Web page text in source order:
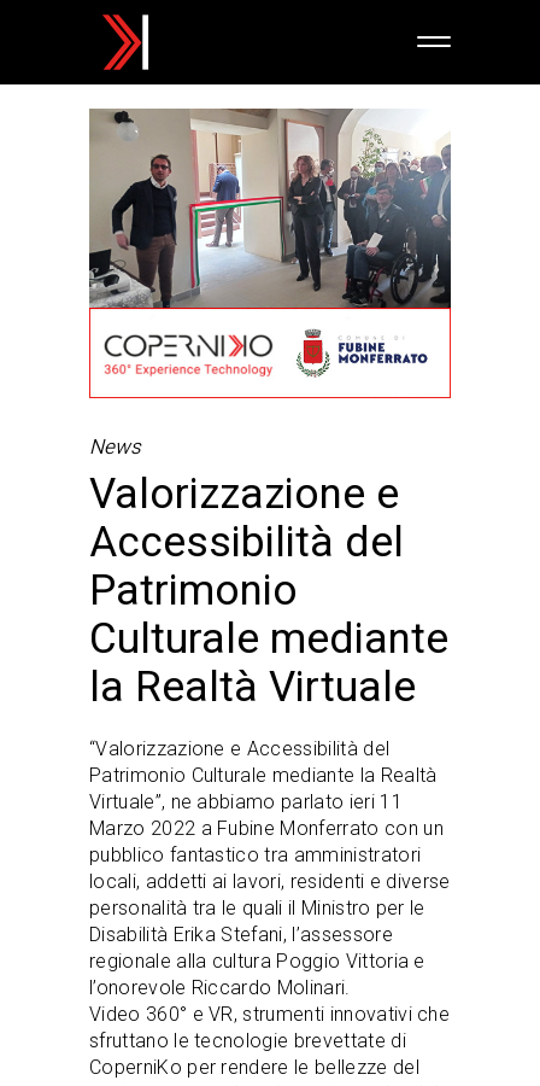
News
Valorizzazione e
Accessibilità del
Patrimonio
Culturale mediante
la Realtà Virtuale
“Valorizzazione e Accessibilità del
Patrimonio Culturale mediante la Realtà
Virtuale”, ne abbiamo parlato ieri 11
Marzo 2022 a Fubine Monferrato con un
pubblico fantastico tra amministratori
locali, addetti ai lavori, residenti e diverse
personalità tra le quali il Ministro per le
Disabilità Erika Stefani, l’assessore
regionale alla cultura Poggio Vittoria e
l’onorevole Riccardo Molinari.
Video 360° e VR, strumenti innovativi che
sfruttano le tecnologie brevettate di
CoperniKo per rendere le bellezze del